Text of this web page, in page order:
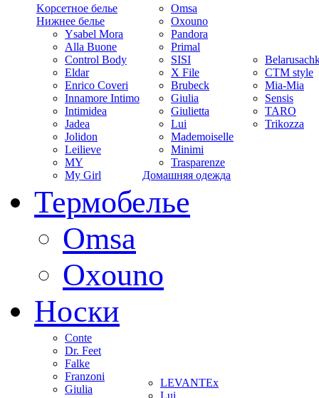
Kорсетное белье
Нижнее белье
Ysabel Mora
Alla Buone
Control Body
Eldar
Enrico Coveri
Innamore Intimo
Intimidea
Jadea
Jolidon
Leilieve
MY
My Girl
Omsa
Oxouno
Pandora
Primal
SISI
X File
Brubeck
Giulia
Giulietta
Lui
Mademoiselle
Minimi
Trasparenze
Домашняя одежда
CTM style
Mia-Mia
Sensis
TARO
Trikozza
Термобелье
Omsa
Oxouno
Носки
Conte
Dr. Feet
Falke
Franzoni
Giulia
LEVANTEx
Lui